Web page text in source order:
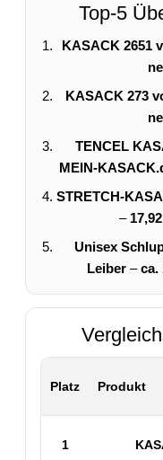
Top-5
KASACK 2651
KASACK 273
TENCEL
MEIN-
STRETCH-
–
Unisex
Leiber–ca.
Platz Produkt
1